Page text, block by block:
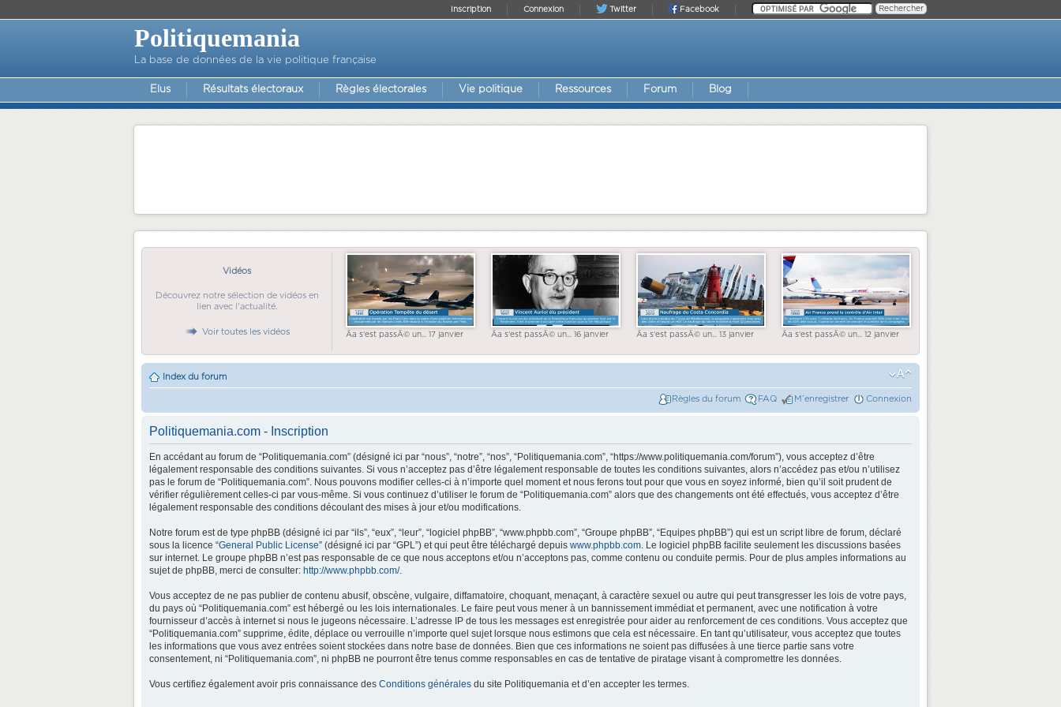
Facebook
Twitter
Connexion
Inscription
Politiquemania
La base de données de la vie politique française
Elus Résultats électoraux Règles électorales Vie politique Ressources Forum Blog
Vidéos
Découvrez notre sélection de vidéos en
lien avec l'actualité.
Voir toutes les vidéos Ãa s'est passÃ© un... 17 janvier Ãa s'est passÃ© un... 16 janvier Ãa s'est passÃ© un... 13 janvier Ãa s'est passÃ© un... 12 janvier
Index du forum
Règles du forum FAQ M’enregistrer Connexion
Politiquemania.com - Inscription
En accédant au forum de “Politiquemania.com” (désigné ici par “nous”, “notre”, “nos”, “Politiquemania.com”, “https://www.politiquemania.com/forum”), vous acceptez d’être
légalement responsable des conditions suivantes. Si vous n’acceptez pas d’être légalement responsable de toutes les conditions suivantes, alors n’accédez pas et/ou n’utilisez
pas le forum de “Politiquemania.com”. Nous pouvons modifier celles-ci à n’importe quel moment et nous ferons tout pour que vous en soyez informé, bien qu’il soit prudent de
vérifier régulièrement celles-ci par vous-même. Si vous continuez d’utiliser le forum de “Politiquemania.com” alors que des changements ont été effectués, vous acceptez d’être
légalement responsable des conditions découlant des mises à jour et/ou modifications.
Notre forum est de type phpBB (désigné ici par “ils”, “eux”, “leur”, “logiciel phpBB”, “www.phpbb.com”, “Groupe phpBB”, “Equipes phpBB”) qui est un script libre de forum, déclaré
sous la licence “General Public License” (désigné ici par “GPL”) et qui peut être téléchargé depuis www.phpbb.com. Le logiciel phpBB facilite seulement les discussions basées
sur internet. Le groupe phpBB n’est pas responsable de ce que nous acceptons et/ou n’acceptons pas, comme contenu ou conduite permis. Pour de plus amples informations au
sujet de phpBB, merci de consulter: http://www.phpbb.com/.
Vous acceptez de ne pas publier de contenu abusif, obscène, vulgaire, diffamatoire, choquant, menaçant, à caractère sexuel ou autre qui peut transgresser les lois de votre pays,
du pays où “Politiquemania.com” est hébergé ou les lois internationales. Le faire peut vous mener à un bannissement immédiat et permanent, avec une notification à votre
fournisseur d’accès à internet si nous le jugeons nécessaire. L’adresse IP de tous les messages est enregistrée pour aider au renforcement de ces conditions. Vous acceptez que
“Politiquemania.com” supprime, édite, déplace ou verrouille n’importe quel sujet lorsque nous estimons que cela est nécessaire. En tant qu’utilisateur, vous acceptez que toutes
les informations que vous avez entrées soient stockées dans notre base de données. Bien que ces informations ne soient pas diffusées à une tierce partie sans votre
consentement, ni “Politiquemania.com”, ni phpBB ne pourront être tenus comme responsables en cas de tentative de piratage visant à compromettre les données.
Vous certifiez également avoir pris connaissance des Conditions générales du site Politiquemania et d’en accepter les termes.